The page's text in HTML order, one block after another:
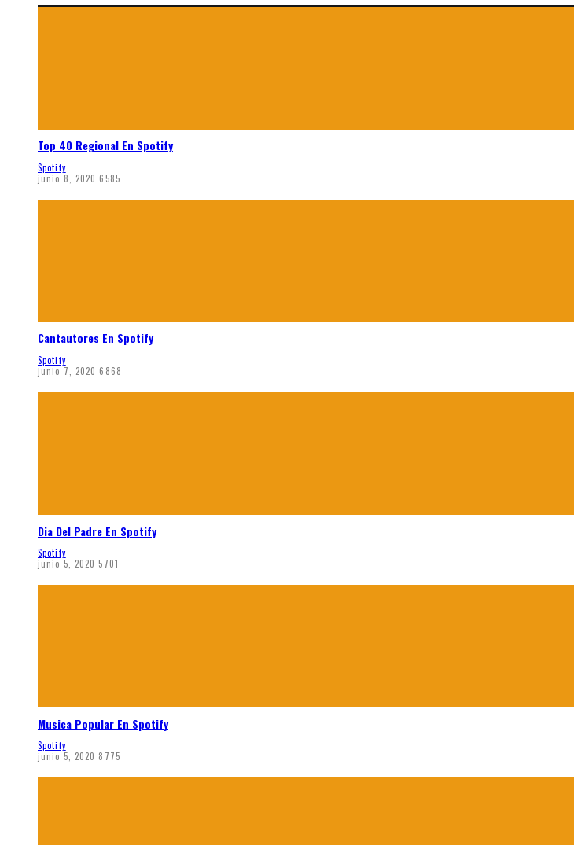
Top 40 Regional En Spotify
Spotify
junio 8, 2020 6585
Cantautores En Spotify
Spotify
junio 7, 2020 6868
Dia Del Padre En Spotify
Spotify
junio 5, 2020 5701
Musica Popular En Spotify
Spotify
junio 5, 2020 8775